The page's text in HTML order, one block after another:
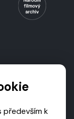
především k